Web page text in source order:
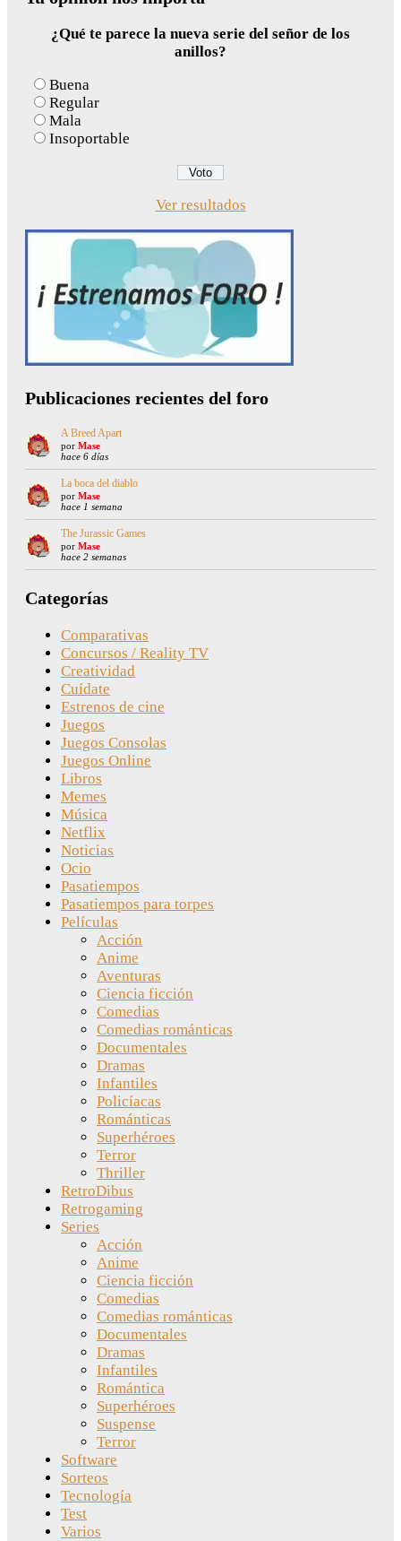
¿Qué te parece la nueva serie del señor de los
anillos?
Buena
Regular
Mala
Insoportable
Ver resultados
Publicaciones recientes del foro
A Breed Apart
por Mase
hace 6 días
La boca del diablo
por Mase
hace 1 semana
The Jurassic Games
por Mase
hace 2 semanas
Categorías
Comparativas
Concursos / Reality TV
Creatividad
Cuídate
Estrenos de cine
Juegos
Juegos Consolas
Juegos Online
Libros
Memes
Música
Netflix
Noticias
Ocio
Pasatiempos
Pasatiempos para torpes
Películas
Acción
Anime
Aventuras
Ciencia ficción
Comedias
Comedias románticas
Documentales
Dramas
Infantiles
Policíacas
Románticas
Superhéroes
Terror
Thriller
RetroDibus
Retrogaming
Series
Acción
Anime
Ciencia ficción
Comedias
Comedias románticas
Documentales
Dramas
Infantiles
Romántica
Superhéroes
Suspense
Terror
Software
Sorteos
Tecnología
Test
Varios